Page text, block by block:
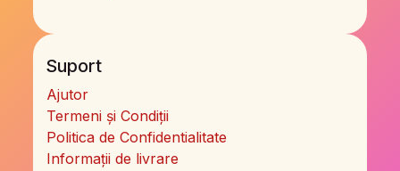
Suport
Ajutor
Termeni și Condiții
Politica de Confidentialitate
Informații de livrare